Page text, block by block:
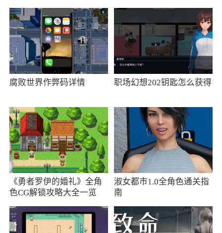
4、现在接受PayPal和主要信用卡
5、安全付款方式，支持PayPal和信用卡支付
小编评价
1、商品品类多，让用户在购物过程中有很多
服务，全天候在线的客服，可以帮助顾客解决任
何问题
2、这款软件中拥有全国各大品牌的又在商
品，这里的所有的商品都在原厂地进行采购，想
要购买海外好品牌的用户快来体验吧
欢商品的软件，那么就来下载这款SHEINapp吧，
腐败世界作弊码详情 职场幻想202钥匙怎么获得
《勇者罗伊的婚礼》全角
色CG解锁攻略大全一览
淑女都市1.0全角色通关指
南